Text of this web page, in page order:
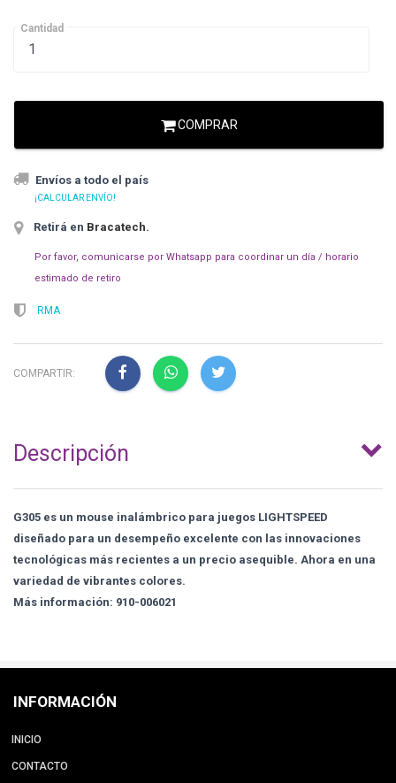
Cantidad
COMPRAR
Envíos a todo el país
¡CALCULAR ENVÍO!
Retirá en Bracatech.
Por favor, comunicarse por Whatsapp para coordinar un día / horario
estimado de retiro
RMA
COMPARTIR:
Descripción
G305 es un mouse inalámbrico para juegos LIGHTSPEED
diseñado para un desempeño excelente con las innovaciones
tecnológicas más recientes a un precio asequible. Ahora en una
variedad de vibrantes colores.
Más información: 910-006021
INFORMACIÓN
INICIO
CONTACTO